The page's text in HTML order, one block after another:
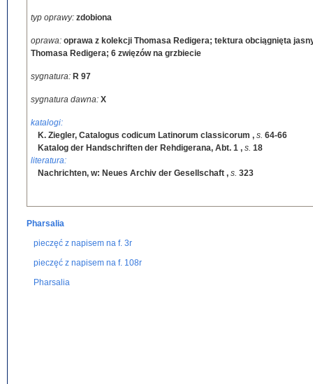
typ oprawy: zdobiona
oprawa: oprawa z kolekcji Thomasa Redigera; tektura obciągnięta
Thomasa Redigera; 6 zwięzów na grzbiecie
sygnatura: R 97
sygnatura dawna: X
katalogi:
K. Ziegler, Catalogus codicum Latinorum classicorum , s. 64-66
Katalog der Handschriften der Rehdigerana, Abt. 1 , s. 18
literatura:
Nachrichten, w: Neues Archiv der Gesellschaft , s. 323
Pharsalia
pieczęć z napisem na f. 3r
pieczęć z napisem na f. 108r
Pharsalia